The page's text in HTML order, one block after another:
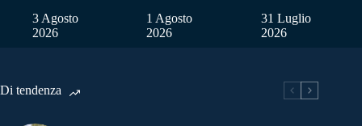
3 Agosto
2026
1 Agosto
2026
31 Luglio
2026
Di tendenza